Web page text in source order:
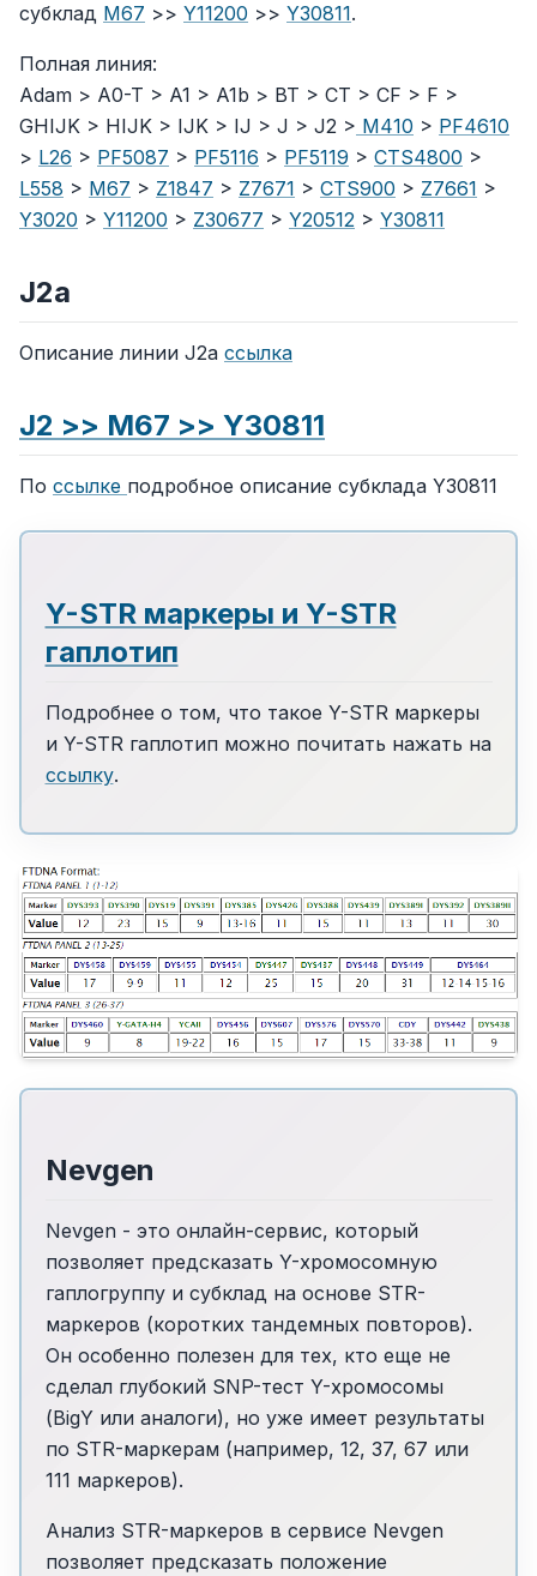
субклад M67 >> Y11200 >> Y30811.
Полная линия:
Adam > A0-T > A1 > A1b > BT > CT > CF > F >
GHIJK > HIJK > IJK > IJ > J > J2 > M410 > PF4610
> L26 > PF5087 > PF5116 > PF5119 > CTS4800 >
L558 > M67 > Z1847 > Z7671 > CTS900 > Z7661 >
Y3020 > Y11200 > Z30677 > Y20512 > Y30811
J2a
Описание линии J2a ссылка
J2 >> M67 >> Y30811
По ссылке подробное описание субклада Y30811
Y-STR маркеры и Y-STR
гаплотип
Подробнее о том, что такое Y-STR маркеры
и Y-STR гаплотип можно почитать нажать на
ссылку.
Nevgen
Nevgen - это онлайн-сервис, который
позволяет предсказать Y-хромосомную
гаплогруппу и субклад на основе STR-
маркеров (коротких тандемных повторов).
Он особенно полезен для тех, кто еще не
сделал глубокий SNP-тест Y-хромосомы
(BigY или аналоги), но уже имеет результаты
по STR-маркерам (например, 12, 37, 67 или
111 маркеров).
Анализ STR-маркеров в сервисе Nevgen
позволяет предсказать положение